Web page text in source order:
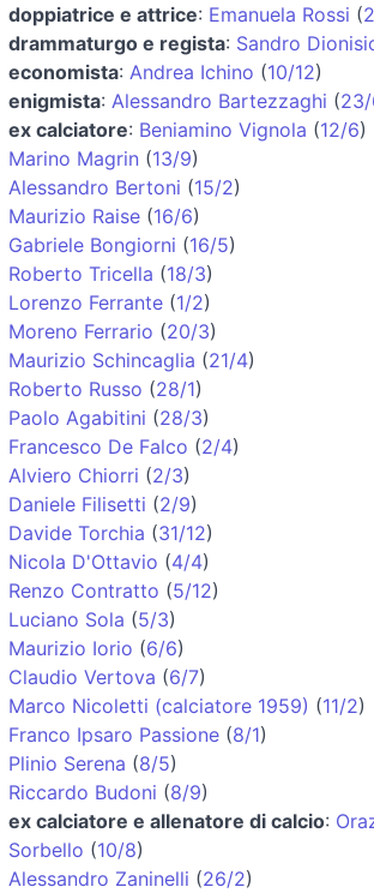
doppiatrice e attrice: Emanuela Rossi (
drammaturgo e regista: Sandro
economista: Andrea Ichino (10/12)
enigmista: Alessandro Bartezzaghi (
ex calciatore: Beniamino Vignola (12/6)
Marino Magrin (13/9)
Alessandro Bertoni (15/2)
Maurizio Raise (16/6)
Gabriele Bongiorni (16/5)
Roberto Tricella (18/3)
Lorenzo Ferrante (1/2)
Moreno Ferrario (20/3)
Maurizio Schincaglia (21/4)
Roberto Russo (28/1)
Paolo Agabitini (28/3)
Francesco De Falco (2/4)
Alviero Chiorri (2/3)
Daniele Filisetti (2/9)
Davide Torchia (31/12)
Nicola D'Ottavio (4/4)
Renzo Contratto (5/12)
Luciano Sola (5/3)
Maurizio Iorio (6/6)
Claudio Vertova (6/7)
Marco Nicoletti (calciatore 1959) (11/2)
Franco Ipsaro Passione (8/1)
Plinio Serena (8/5)
Riccardo Budoni (8/9)
ex calciatore e allenatore di calcio:
Sorbello (10/8)
Alessandro Zaninelli (26/2)